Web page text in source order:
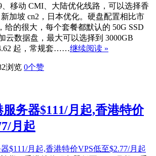
、移动 CMI、大陆优化线路，可以选择香
加坡 cn2，日本优化。硬盘配置相比市
给的很大，每个套餐都默认的 50G SSD
云数据盘，最大可以选择到 3000GB
起，常规套……继续阅读 »
浏览 0个赞
务器$111/月起,香港特价
月起